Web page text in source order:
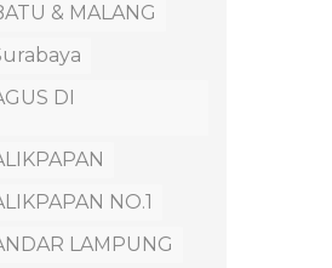
& MALANG
DI
NO.1
LAMPUNG